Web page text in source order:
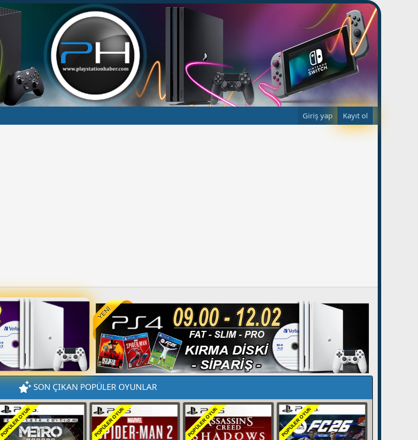
Giriş yap Kayıt ol
SON ÇIKAN POPÜLER OYUNLAR
POPÜLER OYUN POPÜLER OYUN POPÜLER OYUN POPÜLER OYUN